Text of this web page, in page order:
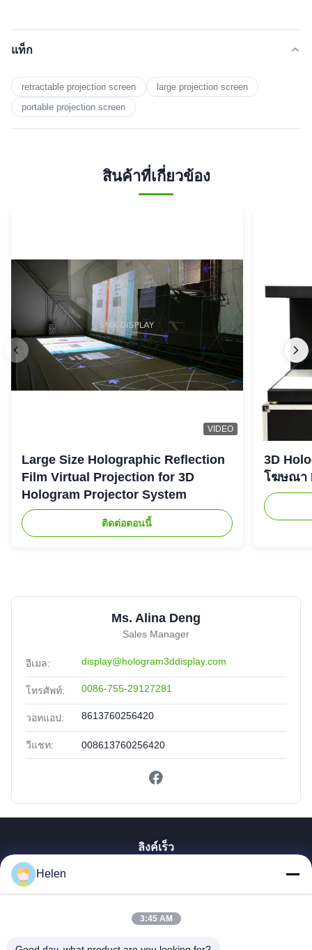
แท็ก
retractable projection screen
large projection screen
portable projection screen
สินค้าที่เกี่ยวข้อง
VIDEO
Large Size Holographic Reflection
Film Virtual Projection for 3D
Hologram Projector System
ติดต่อตอนนี้
3D
โฆษณา
Ms. Alina Deng
Sales Manager
อีเมล: display@hologram3ddisplay.com
โทรศัพท์: 0086-755-29127281
วอทแอป: 8613760256420
วีแชท: 008613760256420
ลิงค์เร็ว
สินค้า
เกี่ยวกับเรา
Helen
3:45 AM